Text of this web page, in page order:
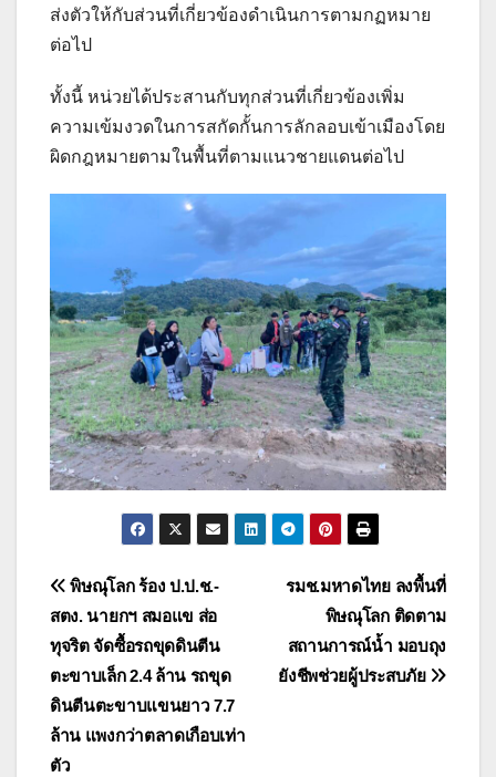
ส่งตัวให้กับส่วนที่เกี่ยวข้องดำเนินการตามกฏหมาย
ต่อไป
ทั้งนี้ หน่วยได้ประสานกับทุกส่วนที่เกี่ยวข้องเพิ่ม
ความเข้มงวดในการสกัดกั้นการลักลอบเข้าเมืองโดย
ผิดกฎหมายตามในพื้นที่ตามแนวชายแดนต่อไป
แนะแนว
เรื่อง
รมช.มหาดไทย ลงพื้นที่
พิษณุโลก ติดตาม
สถานการณ์น้ำ มอบถุง
ยังชีพช่วยผู้ประสบภัย
พิษณุโลก ร้อง ป.ป.ช.-
สตง. นายกฯ สมอแข ส่อ
ทุจริต จัดซื้อรถขุดดินตีน
ตะขาบเล็ก 2.4 ล้าน รถขุด
ดินตีนตะขาบแขนยาว 7.7
ล้าน แพงกว่าตลาดเกือบเท่า
ตัว